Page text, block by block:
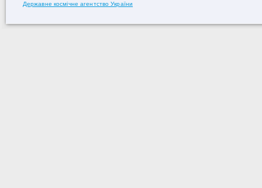
Державне космічне агентство України